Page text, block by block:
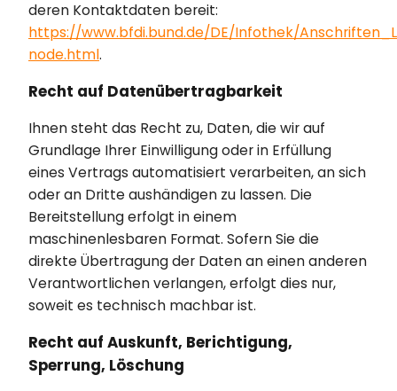
deren Kontaktdaten bereit:
https://www.bfdi.bund.de/DE/Infothek/
node.html.
Recht auf Datenübertragbarkeit
Ihnen steht das Recht zu, Daten, die wir auf
Grundlage Ihrer Einwilligung oder in Erfüllung
eines Vertrags automatisiert verarbeiten, an sich
oder an Dritte aushändigen zu lassen. Die
Bereitstellung erfolgt in einem
maschinenlesbaren Format. Sofern Sie die
direkte Übertragung der Daten an einen anderen
Verantwortlichen verlangen, erfolgt dies nur,
soweit es technisch machbar ist.
Recht auf Auskunft, Berichtigung,
Sperrung, Löschung